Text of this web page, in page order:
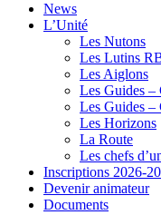
News
L’Unité
Les Nutons
Les Lutins
Les Aiglons
Les Guides –
Les Guides –
Les Horizons
La Route
Les chefs
Inscriptions 2026-
Devenir animateur
Documents